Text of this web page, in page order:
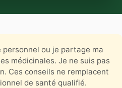
personnel ou je partage ma
médicinales. Je ne suis pas
Ces conseils ne remplacent
de santé qualifié.